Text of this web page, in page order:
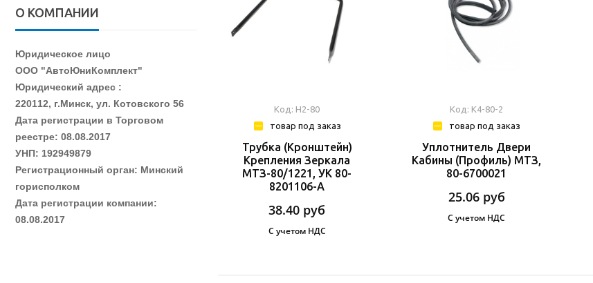
О КОМПАНИИ
Юридическое лицо
ООО "АвтоЮниКомплект"
Юридический адрес :
220112, г.Минск, ул. Котовского 56
Дата регистрации в Торговом
реестре: 08.08.2017
УНП: 192949879
Регистрационный орган: Минский
горисполком
Дата регистрации компании:
08.08.2017
Код: Н2-80
товар под заказ
Трубка (кронштейн)
Крепления Зеркала
МТЗ-80/1221, УК 80-
8201106-А
38.40 руб
С учетом НДС
Код: К4-80-2
товар под заказ
Уплотнитель Двери
Кабины (профиль) МТЗ,
80-6700021
25.06 руб
С учетом НДС